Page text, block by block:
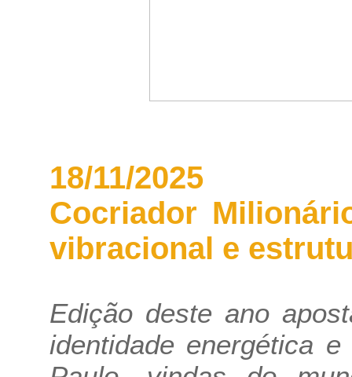
18/11/2025
Cocriador
vibracional e
Edição deste ano
identidade energética